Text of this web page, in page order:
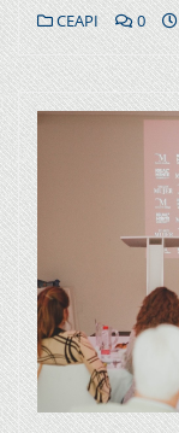
CEAPI 0